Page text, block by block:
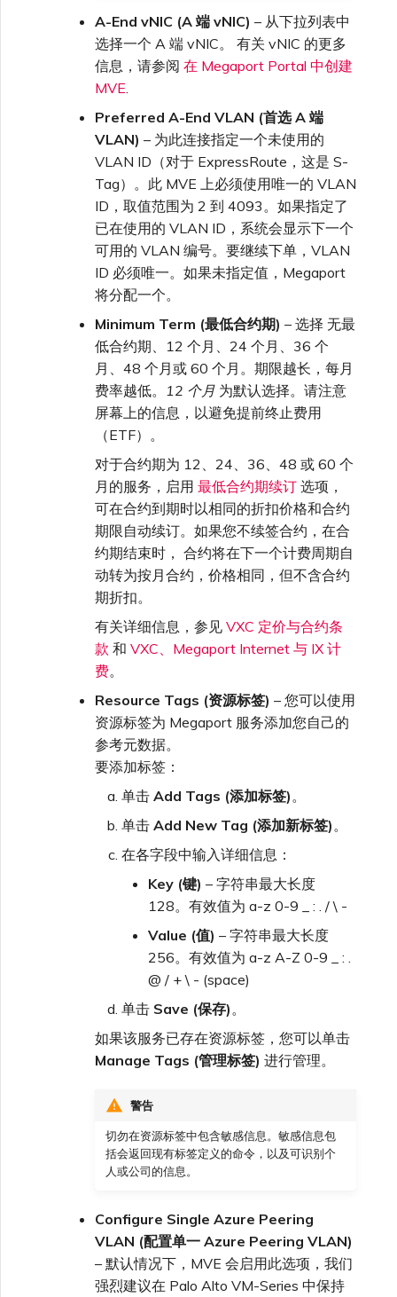
A-End vNIC (A 端 vNIC) – 从下拉列表中
选择一个 A 端 vNIC。 有关 vNIC 的更多
信息，请参阅 在 Megaport Portal 中创建
MVE
Preferred A-End VLAN (首选 A 端
VLAN) – 为此连接指定一个未使用的
VLAN ID（对于 ExpressRoute，这是 S-
Tag）。此 MVE 上必须使用唯一的 VLAN
ID，取值范围为 2 到 4093。如果指定了
已在使用的 VLAN ID，系统会显示下一个
可用的 VLAN 编号。要继续下单，VLAN
ID 必须唯一。如果未指定值，Megaport
将分配一个。
Minimum Term (最低合约期) – 选择 无最
低合约期、12 个月、24 个月、36 个
月、48 个月或 60 个月。期限越长，每月
费率越低。 12 个月 为默认选择。请注意
屏幕上的信息，以避免提前终止费用
（ETF）。
对于合约期为 12、24、36、48 或 60 个
月的服务，启用 最低合约期续订 选项，
可在合约到期时以相同的折扣价格和合约
期限自动续订。如果您不续签合约，在合
约期结束时， 合约将在下一个计费周期自
动转为按月合约，价格相同，但不含合约
期折扣。
有关详细信息，参见 VXC 定价与合约条
款 和 VXC、Megaport Internet 与 IX 计
费。
Resource Tags (资源标签) – 您可以使用
资源标签为 Megaport 服务添加您自己的
参考元数据。
要添加标签：
单击 Add Tags (添加标签) 。
单击 Add New Tag (添加新标签) 。
在各字段中输入详细信息：
Key (键) – 字符串最大长度
128。有效值为 a-z 0-9 _ : . / \ -
Value (值) – 字符串最大长度
256。有效值为 a-z A-Z 0-9 _ : .
@ / + \ - (space)
单击 Save (保存) 。
如果该服务已存在资源标签，您可以单击
Manage Tags (管理标签) 进行管理。
警告
切勿在资源标签中包含敏感信息。敏感信息包
括会返回现有标签定义的命令，以及可识别个
人或公司的信息。
Configure Single Azure Peering
VLAN (配置单一 Azure Peering VLAN)
– 默认情况下，MVE 会启用此选项，我们
强烈建议在 Palo Alto VM-Series 中保持